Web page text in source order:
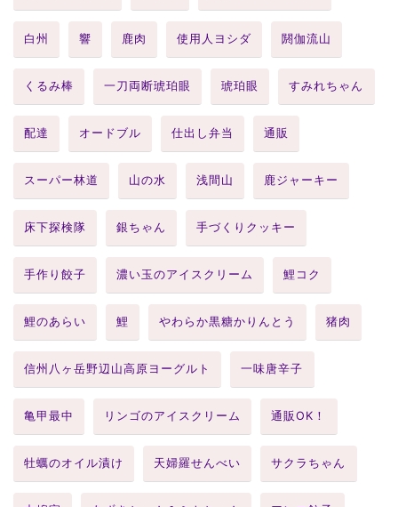
白州 響 鹿肉 使用人ヨシダ 閼伽流山
くるみ棒 一刀両断琥珀眼 琥珀眼 すみれちゃん
配達 オードブル 仕出し弁当 通販
スーパー林道 山の水 浅間山 鹿ジャーキー
床下探検隊 銀ちゃん 手づくりクッキー
手作り餃子 濃い玉のアイスクリーム 鯉コク
鯉のあらい 鯉 やわらか黒糖かりんとう 猪肉
信州八ヶ岳野辺山高原ヨーグルト 一味唐辛子
亀甲最中 リンゴのアイスクリーム 通販OK！
牡蠣のオイル漬け 天婦羅せんべい サクラちゃん